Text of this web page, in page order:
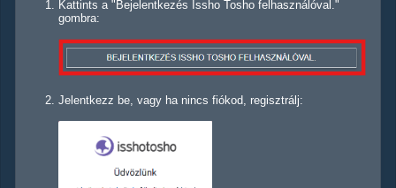
Kattints a "Bejelentkezés Issho Tosho felhasználóval."
gombra:
Jelentkezz be, vagy ha nincs fiókod, regisztrálj: